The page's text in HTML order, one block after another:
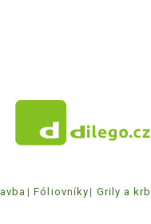
Fóliovníky Grily a